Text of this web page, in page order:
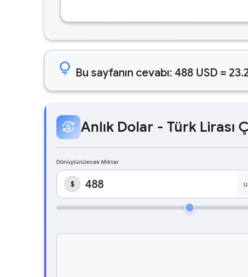
lightbulb Bu sayfanın cevabı: 488 USD =
currency_exchange Anlık Dolar - Türk Lirası
Dönüştürülecek Miktar
$